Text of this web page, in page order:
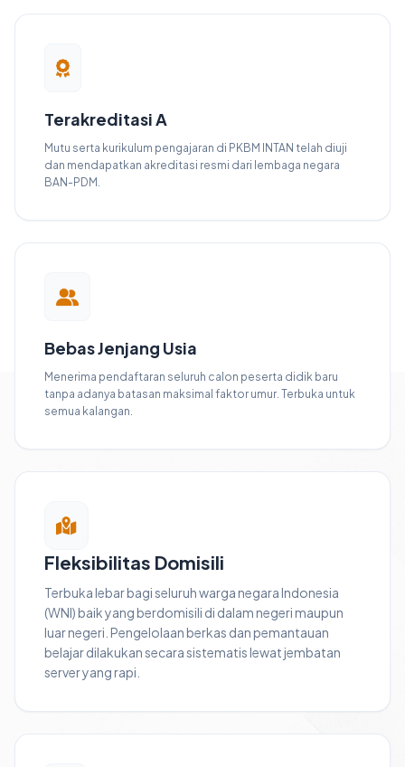
Terakreditasi A
Mutu serta kurikulum pengajaran di PKBM INTAN telah diuji
dan mendapatkan akreditasi resmi dari lembaga negara
BAN-PDM.
Bebas Jenjang Usia
Menerima pendaftaran seluruh calon peserta didik baru
tanpa adanya batasan maksimal faktor umur. Terbuka untuk
semua kalangan.
Fleksibilitas Domisili
Terbuka lebar bagi seluruh warga negara Indonesia
(WNI) baik yang berdomisili di dalam negeri maupun
luar negeri. Pengelolaan berkas dan pemantauan
belajar dilakukan secara sistematis lewat jembatan
server yang rapi.